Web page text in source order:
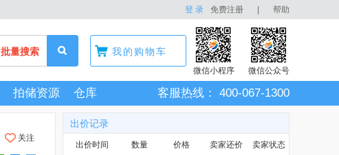
登 录 免费注册 帮助
批量搜索 我的购物车
微信小程序 微信公众号
拍储资源 仓库 客服热线： 400-067-1300
关注
出价记录
出价时间 数量 价格 卖家还价 卖家状态